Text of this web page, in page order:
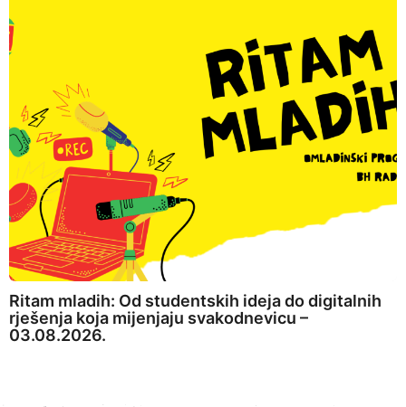
Ritam mladih: Od studentskih ideja do digitalnih
rješenja koja mijenjaju svakodnevicu –
03.08.2026.